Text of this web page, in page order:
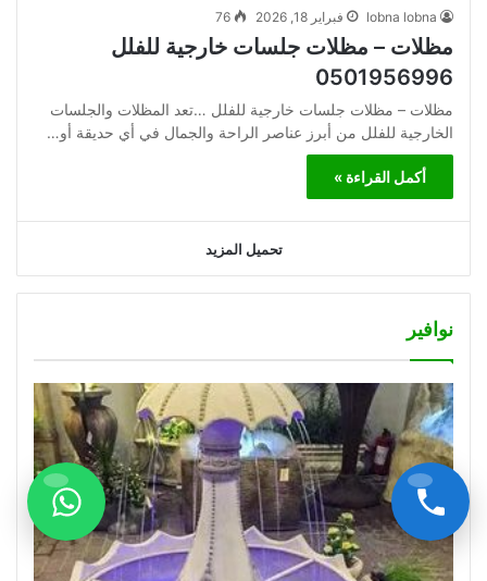
lobna lobna فبراير 18, 2026 76
مظلات – مظلات جلسات خارجية للفلل
0501956996
مظلات – مظلات جلسات خارجية للفلل …تعد المظلات والجلسات
الخارجية للفلل من أبرز عناصر الراحة والجمال في أي حديقة أو…
أكمل القراءة »
تحميل المزيد
نوافير